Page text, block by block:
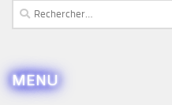
Rechercher :
MENU